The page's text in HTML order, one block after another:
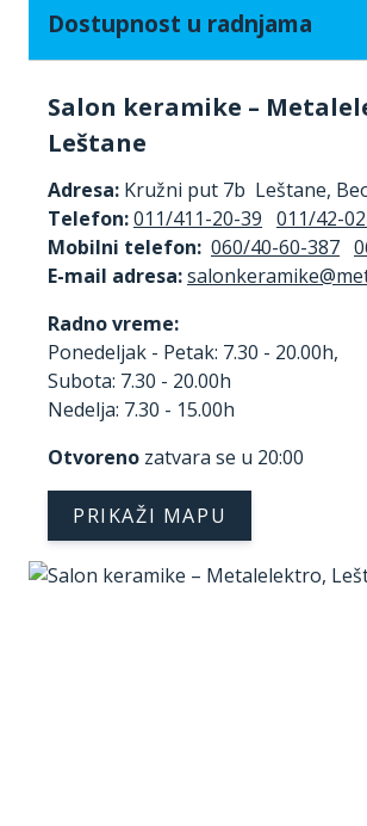
Dostupnost u radnjama
Salon keramike –
Leštane
Adresa: Kružni put 7b Leštane,
Telefon:011/411-20-39 011/42-
Mobilni telefon: 060/40-60-387
E-mail adresa:
Radno vreme:
Ponedeljak - Petak: 7.30 - 20.00h,
Subota: 7.30 - 20.00h
Nedelja: 7.30 - 15.00h
Otvoreno zatvara se u 20:00
PRIKAŽI MAPU